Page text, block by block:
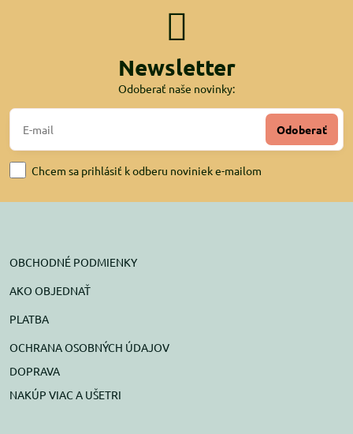
Newsletter
Odoberať naše novinky:
Odoberať
Chcem sa prihlásiť k odberu noviniek e-mailom
OBCHODNÉ PODMIENKY
AKO OBJEDNAŤ
PLATBA
OCHRANA OSOBNÝCH ÚDAJOV
DOPRAVA
NAKÚP VIAC A UŠETRI